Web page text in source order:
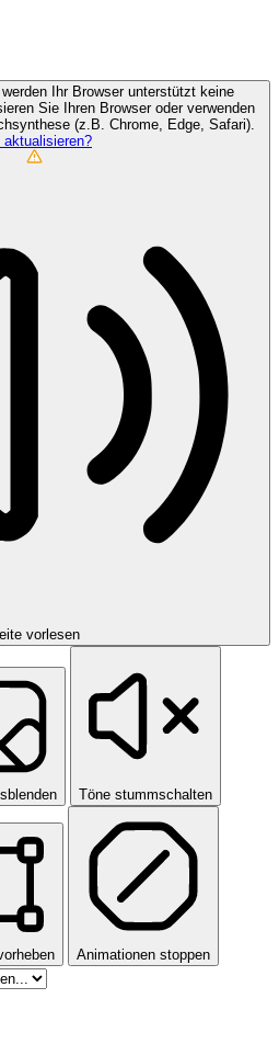
Ihr Browser unterstützt keine
Sie Ihren Browser oder verwenden
(z.B. Chrome, Edge, Safari).
aktualisieren?
vorlesen
Töne stummschalten
Animationen stoppen